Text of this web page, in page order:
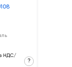
НДС/
?